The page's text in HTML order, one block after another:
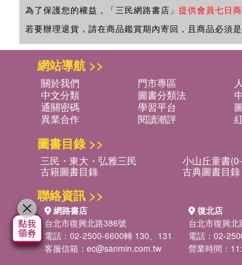
為了保護您的權益，「三民網路書店」 提供會員七日
若要辦理退貨，請在商品鑑賞期內寄回，且商品必須
網站導航 >>
關於我們 門市專區
中文分類
圖書分類法
通關密碼
學習平台
異業合作
閱讀潮評
圖書目錄 >>
三民・東大・弘雅三民 小山丘童書
古籍圖書目錄 古典圖書目錄
聯絡資訊 >>
網路書店
台北市復興北路386號
電話：02-2500-6600轉 130、131
客服信箱： ec@sanmin.com.tw
復北店
台北市復興
電話：02-
營業時間：